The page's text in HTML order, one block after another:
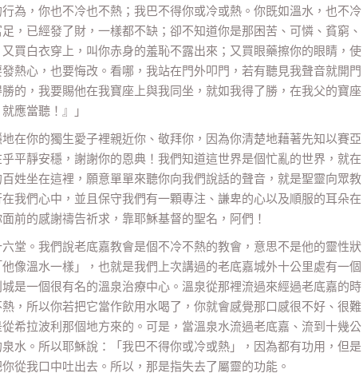
為，你也不冷也不熱；我巴不得你或冷或熱。你既如溫水，也不冷
，已經發了財，一樣都不缺；卻不知道你是那困苦、可憐、貧窮、
買白衣穿上，叫你赤身的羞恥不露出來；又買眼藥擦你的眼睛，使
熱心，也要悔改。看哪，我站在門外叩門，若有聽見我聲音就開門
的，我要賜他在我寶座上與我同坐，就如我得了勝，在我父的寶座
應當聽！』」
在你的獨生愛子裡親近你、敬拜你，因為你清楚地藉著先知以賽亞
平靜安穩，謝謝你的恩典！我們知道這世界是個忙亂的世界，就在
姓坐在這裡，願意單單來聽你向我們說話的聲音，就是聖靈向眾教
我們心中，並且保守我們有一顆專注、謙卑的心以及順服的耳朵在
前的感謝禱告祈求，靠耶穌基督的聖名，阿們！
堂。我們說老底嘉教會是個不冷不熱的教會，意思不是他的靈性狀
像溫水一樣」，也就是我們上次講過的老底嘉城外十公里處有一個
是一個很有名的溫泉治療中心。溫泉從那裡流過來經過老底嘉的時
，所以你若把它當作飲用水喝了，你就會感覺那口感很不好、很難
希拉波利那個地方來的。可是，當溫泉水流過老底嘉、流到十幾公
水。所以耶穌說：「我巴不得你或冷或熱」，因為都有功用，但是
從我口中吐出去。所以，那是指失去了屬靈的功能。